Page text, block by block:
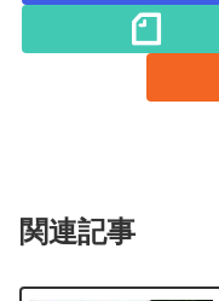
関連記事